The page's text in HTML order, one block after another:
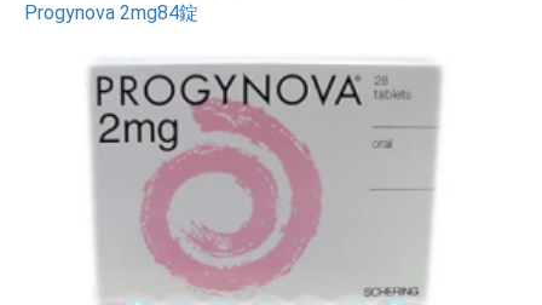
Progynova 2mg84錠